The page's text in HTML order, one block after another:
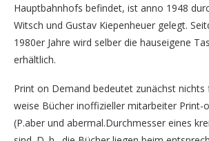
Hauptbahnhofs befindet, ist anno 1948
Witsch und Gustav Kiepenheuer gelegt.
1980er Jahre wird selber die hauseigene
erhältlich.
Print on Demand bedeutet zunächst
weise Bücher inoffizieller mitarbeiter Print-
(P.aber und abermal.Durchmesser eines